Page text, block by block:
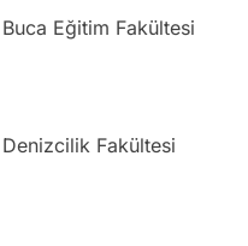
Buca Eğitim Fakültesi
Denizcilik Fakültesi